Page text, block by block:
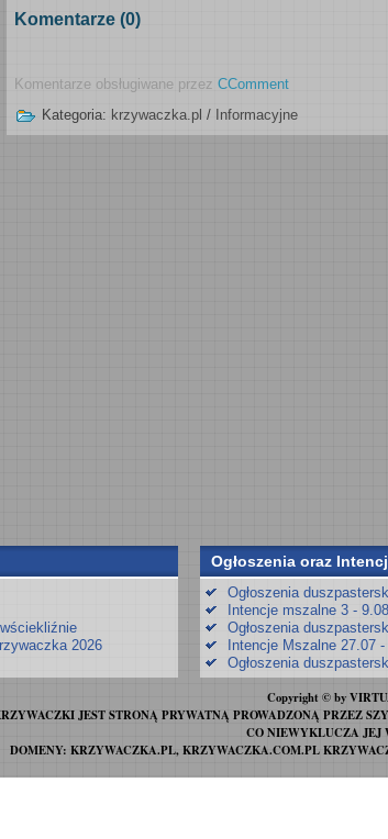
Komentarze (0)
Komentarze obsługiwane przez CComment
Kategoria: krzywaczka.pl / Informacyjne
2026
Ogłoszenia oraz
Ogłoszenia
Intencje mszalne 3 -
Ogłoszenia
Intencje Mszalne 27.07
Ogłoszenia
Copyright © by
JEST STRONĄ PRYWATNĄ PROWADZONĄ PRZEZ
CO NIEWYKLUCZA JEJ
DOMENY: KRZYWACZKA.PL, KRZYWACZKA.COM.PL